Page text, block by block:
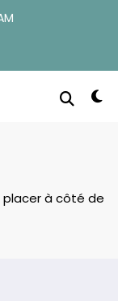
placer à côté de